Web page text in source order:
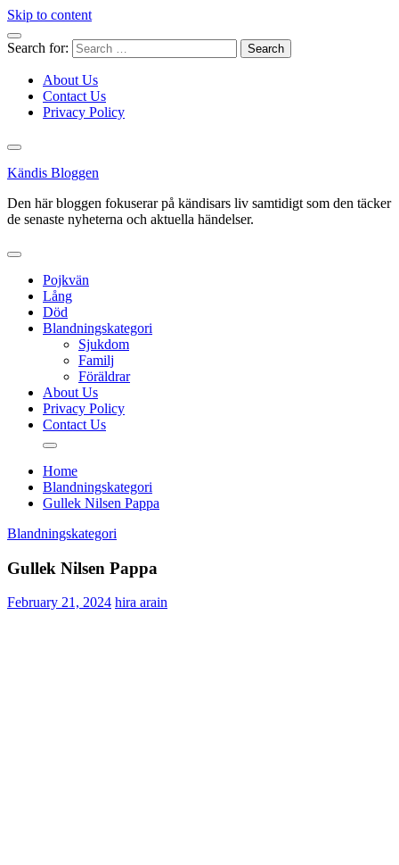
Skip to content
Search for:
About Us
Contact Us
Privacy Policy
Kändis Bloggen
Den här bloggen fokuserar på kändisars liv samtidigt som den täcker
de senaste nyheterna och aktuella händelser.
Pojkvän
Lång
Död
Blandningskategori
Sjukdom
Familj
Föräldrar
About Us
Privacy Policy
Contact Us
Home
Blandningskategori
Gullek Nilsen Pappa
Blandningskategori
Gullek Nilsen Pappa
February 21, 2024 hira arain